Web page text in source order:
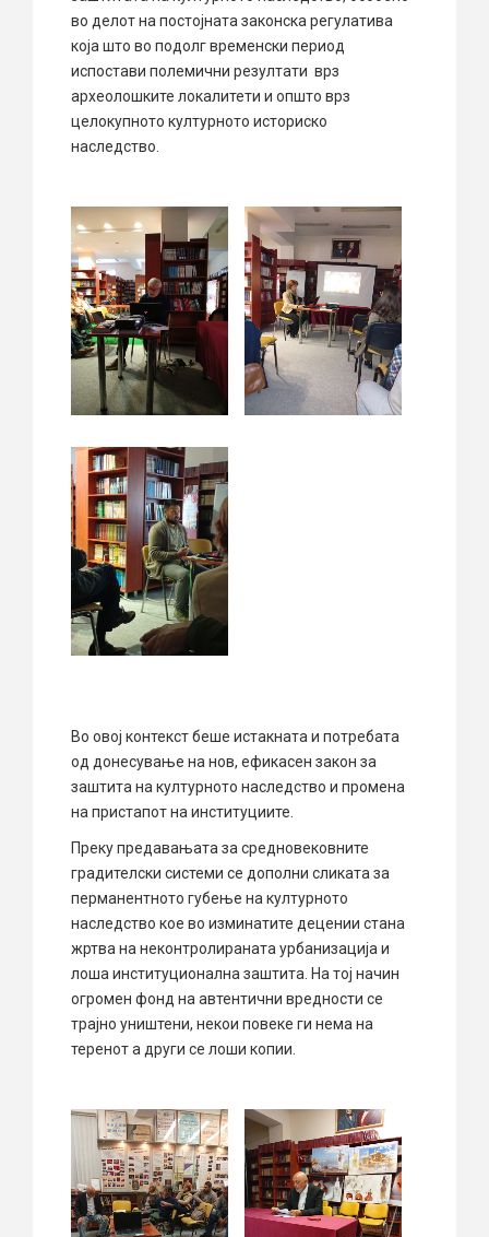
во делот на постојната законска регулатива
која што во подолг временски период
испостави полемични резултати врз
археолошките локалитети и општо врз
целокупното културното историско
наследство.
Во овој контекст беше истакната и потребата
од донесување на нов, ефикасен закон за
заштита на културното наследство и промена
на пристапот на институциите.
Преку предавањата за средновековните
градителски системи се дополни сликата за
перманентното губење на културното
наследство кое во изминатите децении стана
жртва на неконтролираната урбанизација и
лоша институционална заштита. На тој начин
огромен фонд на автентични вредности се
трајно уништени, некои повеке ги нема на
теренот а други се лоши копии.